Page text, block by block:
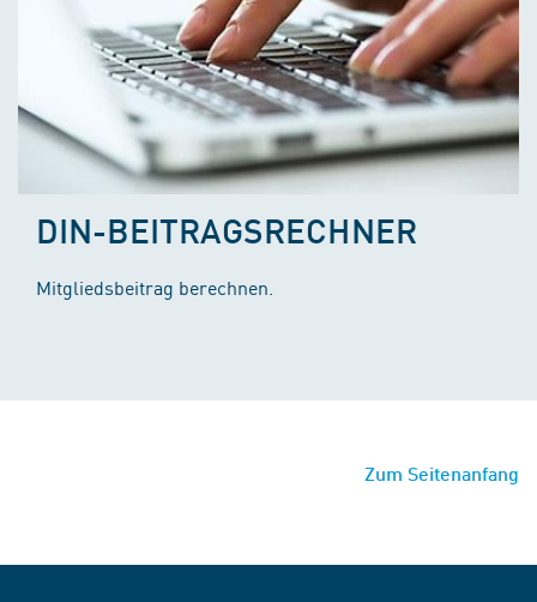
DIN-BEITRAGSRECHNER
Mitgliedsbeitrag berechnen.
Zum Seitenanfang